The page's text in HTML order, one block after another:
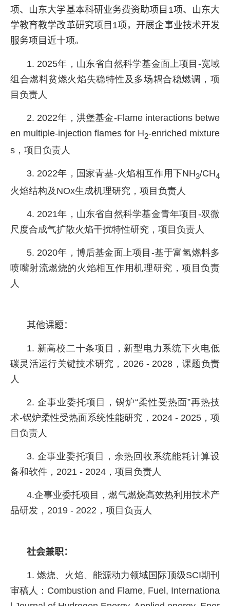
项、山东大学基本科研业务费资助项目 1项、山东大
学教育教学改革研究项目 1项，开展企事业技术开发
服务项目近十项。
1. 2025年，山东省自然科学基金面上项目 -宽域
组合燃料贫燃火焰失稳特性及多场耦合稳燃调，项
目负责人
2. 2022年，洪堡基金-Flame interactions betwe
en multiple-injection flames for H2-enriched mixture
s ，项目负责人
3. 2022年，国家青基-火焰相互作用下NH3/CH4
火焰结构及 NOx生成机理研究，项目负责人
4. 2021年，山东省自然科学基金青年项目 -双微
尺度合成气扩散火焰干扰特性研究，项目负责人
5. 2020年，博后基金面上项目 -基于富氢燃料多
喷嘴射流燃烧的火焰相互作用机理研究，项目负责
人
其他课题：
1. 新高校二十条项目，新型电力系统下火电低
碳灵活运行关键技术研究， 2026 - 2028 ，课题负责
人
2. 企事业委托项目，锅炉“柔性受热面”再热技
术-锅炉柔性受热面系统性能研究， 2024 - 2025 ，项
目负责人
3. 企事业委托项目，余热回收系统能耗计算设
备和软件， 2021 - 2024 ，项目负责人
4.企事业委托项目，燃气燃烧高效热利用技术产
品研发， 2019 - 2022 ，项目负责人
社会兼职：
1. 燃烧、火焰、能源动力领域国际顶级SCI期刊
审稿人： Combustion and Flame, Fuel, Internationa